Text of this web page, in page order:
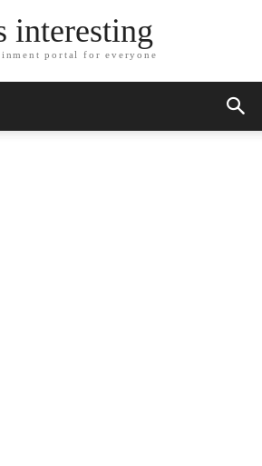
interesting
portal for everyone